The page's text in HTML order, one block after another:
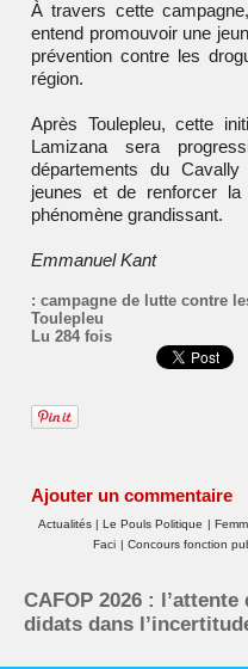
À travers cette
entend promouvoir une
prévention contre les
région.
Après Toulepleu, cette
Lamizana sera
départements du
jeunes et de renforcer la
phénomène grandissant.
Emmanuel Kant
: campagne de lutte contre
Toulepleu
Lu 284 fois
Ajouter un commentaire
Actualités Le Pouls Politique
Faci
Concours fonction
CAFOP 2026 :
didats dans